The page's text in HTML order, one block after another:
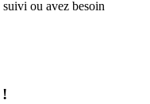
ou avez besoin